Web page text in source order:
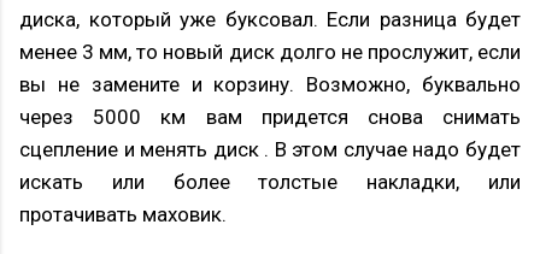
диска, который уже буксовал. Если разница будет
менее 3 мм, то новый диск долго не прослужит, если
вы не замените и корзину. Возможно, буквально
через 5000 км вам придется снова снимать
сцепление и менять диск . В этом случае надо будет
искать или более толстые накладки, или
протачивать маховик.